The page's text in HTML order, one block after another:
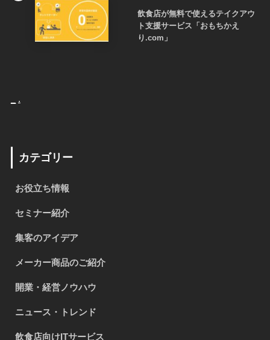
飲食店が無料で使えるテイクアウ
ト支援サービス「おもちかえ
り.com」
.
カテゴリー
お役立ち情報
セミナー紹介
集客のアイデア
メーカー商品のご紹介
開業・経営ノウハウ
ニュース・トレンド
飲食店向けITサービス